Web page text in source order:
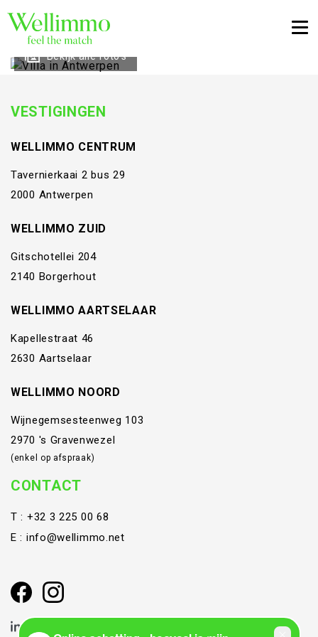
Bekijk alle foto's
VESTIGINGEN
WELLIMMO CENTRUM
Tavernierkaai 2 bus 29
2000 Antwerpen
WELLIMMO ZUID
Gitschotellei 204
2140 Borgerhout
WELLIMMO AARTSELAAR
Kapellestraat 46
2630 Aartselaar
WELLIMMO NOORD
Wijnegemsesteenweg 103
2970 's Gravenwezel
(enkel op afspraak)
CONTACT
T : +32 3 225 00 68
E : info@wellimmo.net